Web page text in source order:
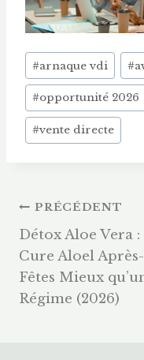
Étiquettes
de
la
publication :
#arnaque vdi #
#opportunité 2026
#vente directe
Navigation
De
L’article
PRÉCÉDENT
Détox Aloe Vera :
Cure Aloel Après-
Fêtes Mieux
Régime (2026)